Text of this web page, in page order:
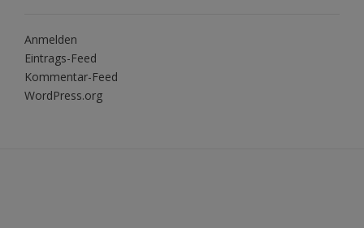
Anmelden
Eintrags-Feed
Kommentar-Feed
WordPress.org